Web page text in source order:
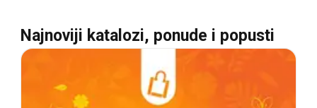
Najnoviji katalozi, ponude i popusti